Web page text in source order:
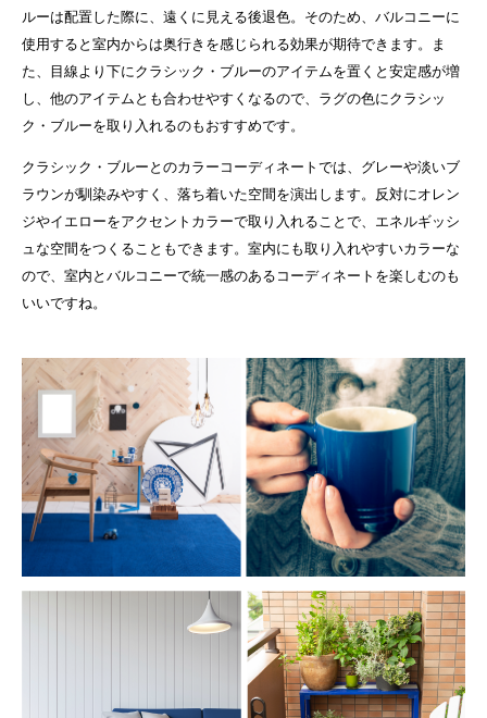
ルーは配置した際に、遠くに見える後退色。そのため、バルコニーに
使用すると室内からは奥行きを感じられる効果が期待できます。ま
た、目線より下にクラシック・ブルーのアイテムを置くと安定感が増
し、他のアイテムとも合わせやすくなるので、ラグの色にクラシッ
ク・ブルーを取り入れるのもおすすめです。
クラシック・ブルーとのカラーコーディネートでは、グレーや淡いブ
ラウンが馴染みやすく、落ち着いた空間を演出します。反対にオレン
ジやイエローをアクセントカラーで取り入れることで、エネルギッシ
ュな空間をつくることもできます。室内にも取り入れやすいカラーな
ので、室内とバルコニーで統一感のあるコーディネートを楽しむのも
いいですね。